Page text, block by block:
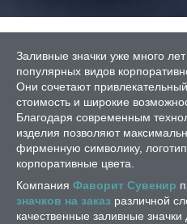
Заливные значки уже много
популярных видов
Они сочетают
стоимость и широкие
Благодаря современным
изделия позволяют
фирменную символику,
корпоративные цвета.
Компания Фаворит Сувенир
значков на заказ различной
качественные заливные значки